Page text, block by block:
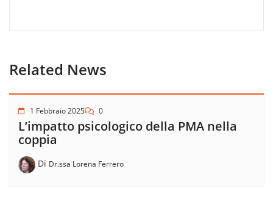
Related News
1 Febbraio 2025 0
L’impatto psicologico della PMA nella
coppia
Di Dr.ssa Lorena Ferrero